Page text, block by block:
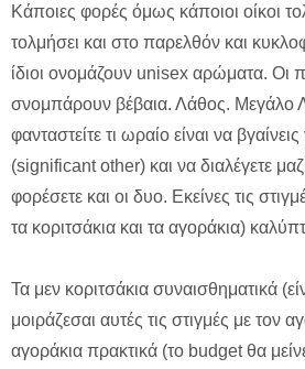
Κάποιες φορές όμως κάποιοι οίκοι
τολμήσει και στο παρελθόν και
ίδιοι ονομάζουν unisex αρώματα. Οι
σνομπάρουν βέβαια. Λάθος. Μεγάλο
φανταστείτε τι ωραίο είναι να
(significant other) και να διαλέγετε
φορέσετε και οι δυο. Εκείνες τις
τα κοριτσάκια και τα αγοράκια)
Τα μεν κοριτσάκια συναισθηματικά
μοιράζεσαι αυτές τις στιγμές με τον
αγοράκια πρακτικά (το budget θα